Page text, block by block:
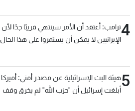
4ترامب: أعتقد أن الأمر سينتهي قريبًا جدًا لأن
الإيرانيين لا يمكن أن يستمروا على هذا الحال
5هيئة البث الإسرائيلية عن مصدر أمني: أميركا
أبلغت إسرائيل أن "حزب الله" لم يخرق وقف